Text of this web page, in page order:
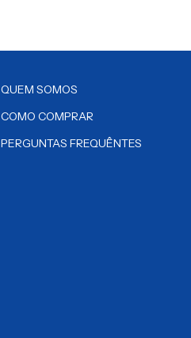
QUEM SOMOS
COMO COMPRAR
PERGUNTAS FREQUÊNTES